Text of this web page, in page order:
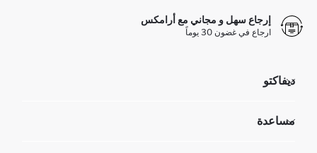
إرجاع سهل و مجاني مع أرامكس
ارجاع في غضون 30 يوماً
ديفاكتو
تعرف علينا
مساعدة